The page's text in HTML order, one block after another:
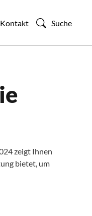
Kontakt Suche
zeigt Ihnen
bietet, um